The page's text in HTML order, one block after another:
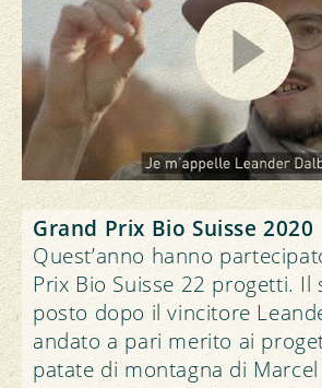
Grand Prix Bio Suisse 2020
Quest’anno hanno
Prix Bio Suisse 22 progetti. Il
posto dopo il vincitore
andato a pari merito ai
patate di montagna di